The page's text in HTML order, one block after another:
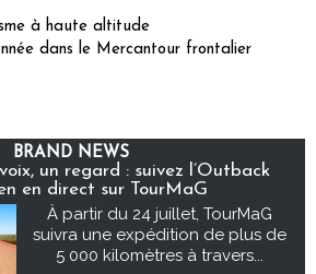
à haute altitude
dans le Mercantour frontalier
BRAND NEWS
un regard : suivez l’Outback
en direct sur TourMaG
À partir du 24 juillet, TourMaG
suivra une expédition de plus de
5 000 kilomètres à travers...